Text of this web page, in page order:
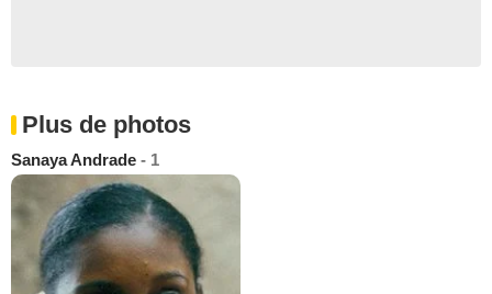
Plus de photos
Sanaya Andrade - 1